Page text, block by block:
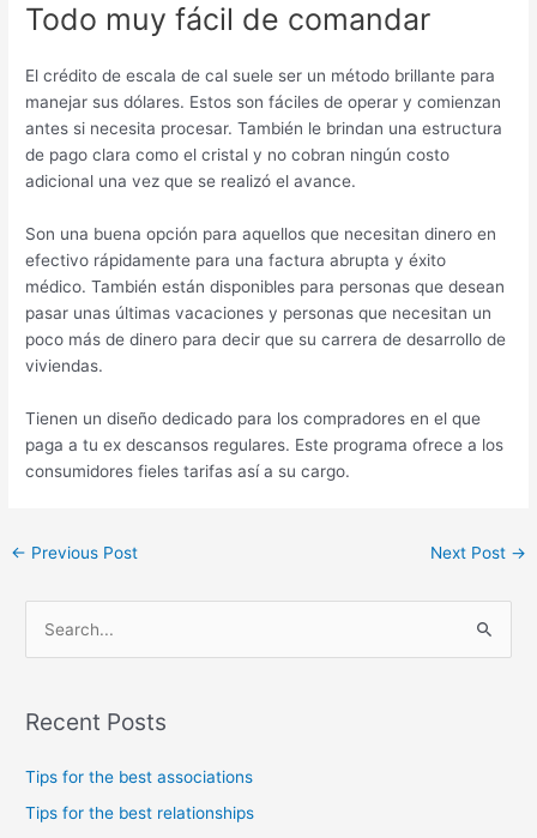
Todo muy fácil de comandar
El crédito de escala de cal suele ser un método brillante para
manejar sus dólares. Estos son fáciles de operar y comienzan
antes si necesita procesar. También le brindan una estructura
de pago clara como el cristal y no cobran ningún costo
adicional una vez que se realizó el avance.
Son una buena opción para aquellos que necesitan dinero en
efectivo rápidamente para una factura abrupta y éxito
médico. También están disponibles para personas que desean
pasar unas últimas vacaciones y personas que necesitan un
poco más de dinero para decir que su carrera de desarrollo de
viviendas.
Tienen un diseño dedicado para los compradores en el que
paga a tu ex descansos regulares. Este programa ofrece a los
consumidores fieles tarifas así a su cargo.
← Previous Post Next Post →
rRecent Posts
Tips for the best associations
Tips for the best relationships